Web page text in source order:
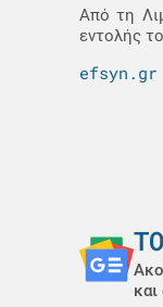
Από τη
εντολής
efsyn.gr